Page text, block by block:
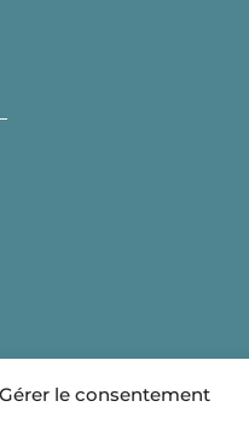
Gérer le consentement